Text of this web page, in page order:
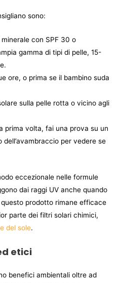
sono:
con SPF 30 o
gamma di tipi di pelle, 15-
ore, o prima se il bambino suda
sulla pelle rotta o vicino agli
prima volta, fai una prova su un
dell’avambraccio per vedere se
eccezionale nelle formule
dai raggi UV anche quando
prodotto rimane efficace
parte dei filtri solari chimici,
del sole.
etici
benefici ambientali oltre ad